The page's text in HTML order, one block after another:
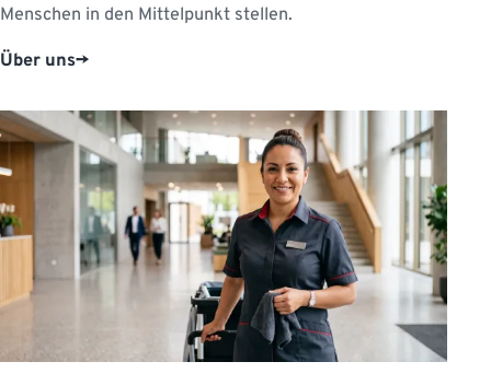
Menschen in den Mittelpunkt stellen.
Über uns